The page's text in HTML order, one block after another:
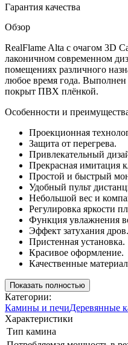
Гарантия качества
Обзор
RealFlame Alta с очагом 3D
лаконичном современном
помещениях различного
любое время года.
покрыт ПВХ плёнкой.
Особенности и
Проекционная
Защита от перегрева.
Привлекательный
Прекрасная имитация
Простой и быстрый
Удобный пульт
Небольшой вес и
Регулировка яркости
Функция увлажнения
Эффект затухания дров.
Пристенная установка.
Красивое оформление.
Качественные
Показать полностью
Категории:
Камины и печиДеревянные
Характеристики
Тип камина